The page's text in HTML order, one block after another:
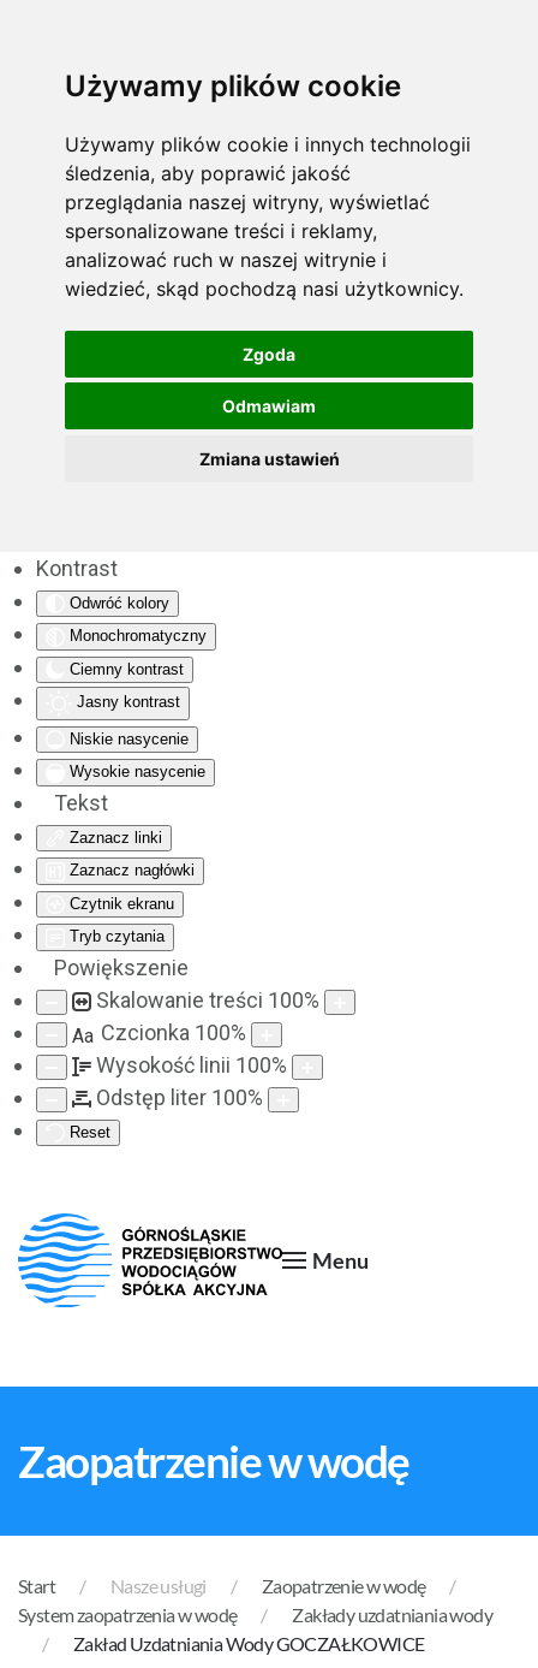
Używamy plików cookie
Używamy plików cookie i innych technologii
śledzenia, aby poprawić jakość
przeglądania naszej witryny, wyświetlać
spersonalizowane treści i reklamy,
analizować ruch w naszej witrynie i
wiedzieć, skąd pochodzą nasi użytkownicy.
Zgoda
Odmawiam
Zmiana ustawień
Kontrast
Odwróć kolory
Monochromatyczny
Ciemny kontrast
Jasny kontrast
Niskie nasycenie
Wysokie nasycenie
Tekst
Zaznacz linki
Zaznacz nagłówki
Czytnik ekranu
Tryb czytania
Powiększenie
Skalowanie treści 100%
Aa Czcionka 100%
Wysokość linii 100%
Odstęp liter 100%
Reset
Menu
Zaopatrzenie w wodę
Start Nasze usługi
Zaopatrzenie w wodę
System zaopatrzenia w wodę
Zakłady uzdatniania wody
Zakład Uzdatniania Wody GOCZAŁKOWICE